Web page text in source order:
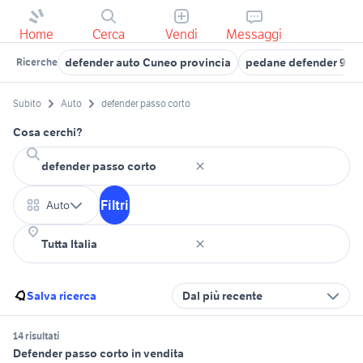
Home Cerca Vendi Messaggi
Ricerche defender auto Cuneo provincia pedane defender 90
Subito Auto defender passo corto
Cosa cerchi?
Auto Filtri
Salva ricerca Dal più recente
14 risultati
Defender passo corto in vendita